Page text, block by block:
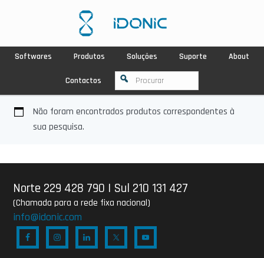
Softwares Produtos Soluções Suporte About
Contactos
Não foram encontrados produtos correspondentes à
sua pesquisa.
Norte 229 428 790 | Sul 210 131 427
(Chamada para a rede fixa nacional)
info@idonic.com